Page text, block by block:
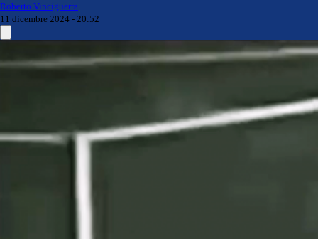
Roberto Vinciguerra
11 dicembre 2024 - 20:52